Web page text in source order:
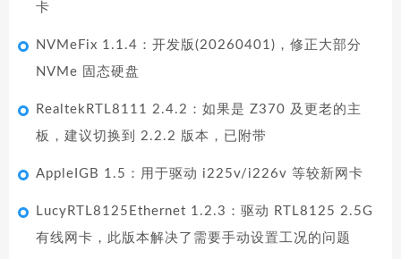
卡
NVMeFix 1.1.4：开发版(20260401)，修正大部分
NVMe 固态硬盘
RealtekRTL8111 2.4.2：如果是 Z370 及更老的主
板，建议切换到 2.2.2 版本，已附带
AppleIGB 1.5：用于驱动 i225v/i226v 等较新网卡
LucyRTL8125Ethernet 1.2.3：驱动 RTL8125 2.5G
有线网卡，此版本解决了需要手动设置工况的问题